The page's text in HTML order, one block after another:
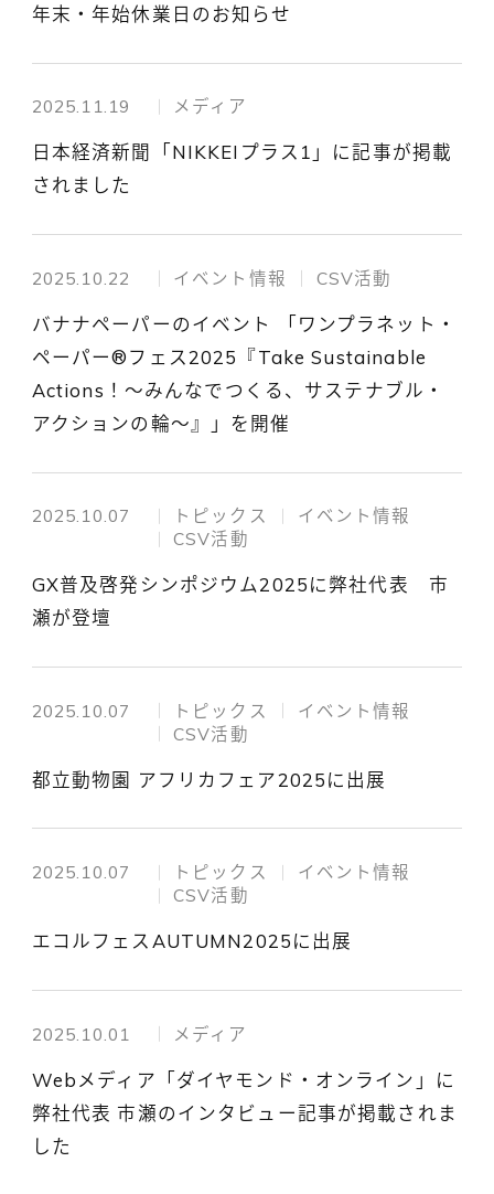
年末・年始休業日のお知らせ
2025.11.19 メディア
日本経済新聞「NIKKEIプラス1」に記事が掲載
されました
2025.10.22 イベント情報 CSV活動
バナナペーパーのイベント 「ワンプラネット・
ペーパー®フェス2025『Take Sustainable
Actions！～みんなでつくる、サステナブル・
アクションの輪～』」を開催
2025.10.07 トピックス
イベント情報
CSV活動
GX普及啓発シンポジウム2025に弊社代表 市
瀬が登壇
2025.10.07 トピックス
イベント情報
CSV活動
都立動物園 アフリカフェア2025に出展
2025.10.07 トピックス
イベント情報
CSV活動
エコルフェスAUTUMN2025に出展
2025.10.01 メディア
Webメディア「ダイヤモンド・オンライン」に
弊社代表 市瀬のインタビュー記事が掲載されま
した